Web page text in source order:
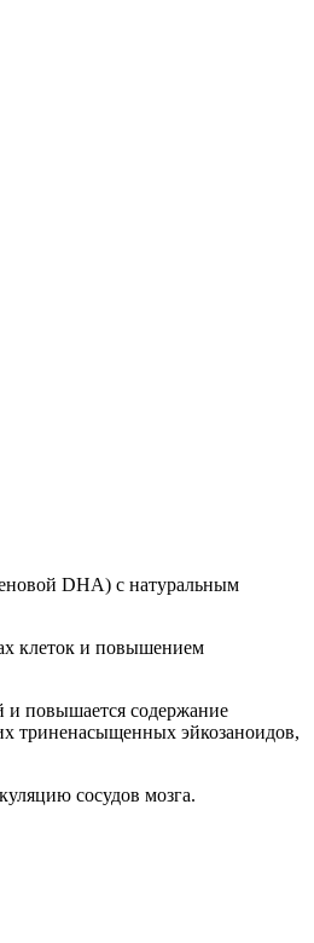
DHA) с натуральным
клеток и повышением
и повышается содержание
триненасыщенных эйкозаноидов,
сосудов мозга.